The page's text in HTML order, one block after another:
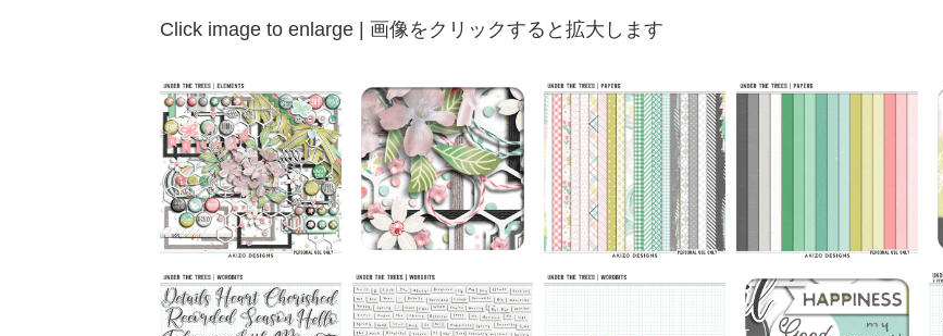
Click image to enlarge | 画像をクリックすると拡大します